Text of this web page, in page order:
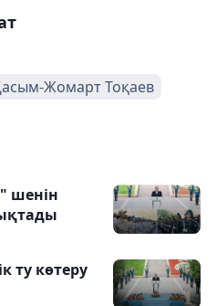
Жомарт Тоқаев
шенін
ту көтеру